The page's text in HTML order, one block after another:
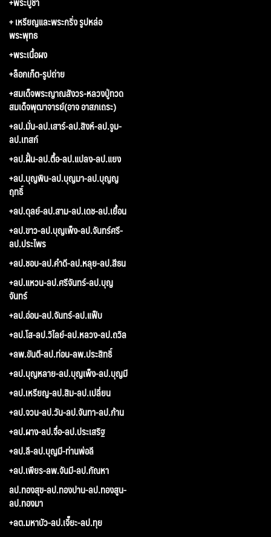
+ เหรียญและพระกริ่ง รูปหล่อ
พระพุทธ
+พระเนื้อผง
+ล็อกเก็ต-รูปถ่าย
+สมเด็จพระญาณสังวร-หลวงปู่ทวด
สมเด็จพุฒาจารย์(อาจ อาสภเถระ)
+ลป.มั่น-ลป.เสาร์-ลป.สิงห์-ลป.จูม-
ลป.เทสก์
+ลป.ฝั้น-ลป.ตื้อ-ลป.แปลง-ลป.แยง
+ลป.บุญพิน-ลป.บุญมา-ลป.บุญญ
ฤทธิ์
+ลป.ดุลย์-ลป.สาม-ลป.เดช-ลป.เยื้อน
+ลป.ขาว-ลป.บุญเพ็ง-ลป.จันทร์ศรี-
ลป.ประไพร
+ลป.ชอบ-ลป.คำดี-ลป.หลุย-ลป.สีธน
+ลป.แหวน-ลป.ศรีจันทร์-ลป.บุญ
จันทร์
+ลป.อ่อน-ลป.จันทร์-ลป.แฟ็บ
+ลป.โส-ลป.วิไลย์-ลป.หลวง-ลป.ถวิล
+ลพ.ขันตี-ลป.ท่อน-ลพ.ประสิทธิ์
+ลป.บุญหลาย-ลป.บุญเพ็ง-ลป.บุญมี
+ลป.เหรียญ-ลป.สิม-ลป.เปลี่ยน
+ลป.จวน-ลป.วัน-ลป.จันทา-ลป.ก้าน
+ลป.ผาง-ลป.จื่อ-ลป.ประเสริฐ
+ลป.ลี-ลป.บุญมี-ท่านพ่อลี
+ลป.เพียร-ลพ.จันมี-ลป.กัณหา
ลป.ทองสุข-ลป.ทองปาน-ลป.ทองสูน-
ลป.ทองมา
+ลต.มหาบัว-ลป.เจี๊ยะ-ลป.ทุย